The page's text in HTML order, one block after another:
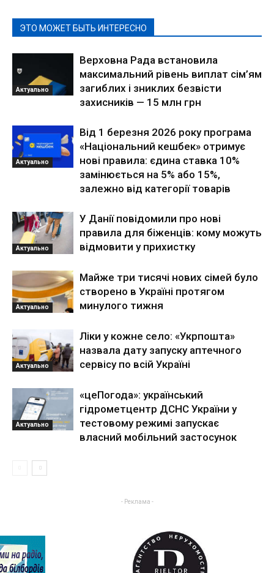
ЭТО МОЖЕТ БЫТЬ ИНТЕРЕСНО
Актуально
Верховна Рада встановила
максимальний рівень виплат сім’ям
загиблих і зниклих безвісти
захисників — 15 млн грн
Актуально
Від 1 березня 2026 року програма
«Національний кешбек» отримує
нові правила: єдина ставка 10%
замінюється на 5% або 15%,
залежно від категорії товарів
Актуально
У Данії повідомили про нові
правила для біженців: кому можуть
відмовити у прихистку
Актуально
Майже три тисячі нових сімей було
створено в Україні протягом
минулого тижня
Актуально
Ліки у кожне село: «Укрпошта»
назвала дату запуску аптечного
сервісу по всій Україні
Актуально
«цеПогода»: український
гідрометцентр ДСНС України у
тестовому режимі запускає
власний мобільний застосунок
- Реклама -